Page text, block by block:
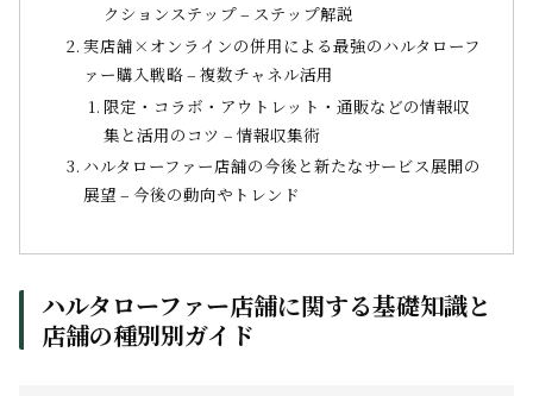
クションステップ – ステップ解説
実店舗×オンラインの併用による最強のハルタローフ
ァー購入戦略 – 複数チャネル活用
限定・コラボ・アウトレット・通販などの情報収
集と活用のコツ – 情報収集術
ハルタローファー店舗の今後と新たなサービス展開の
展望 – 今後の動向やトレンド
ハルタローファー店舗に関する基礎知識と
店舗の種別別ガイド